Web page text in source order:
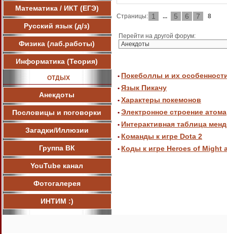
Математика / ИКТ (ЕГЭ)
Русский язык (д/з)
Физика (лаб.работы)
Информатика (Теория)
ОТДЫХ
Анекдоты
Пословицы и поговорки
Загадки/Иллюзии
Группа ВК
YouTube канал
Фотогалерея
ИНТИМ :)
Страницы: 1 ... 5 6 7 8
Перейти на другой форум:
• Покеболлы и их
• Язык Пикачу
• Характеры покемонов
• Электронное строение атома
• Интерактивная таблица
• Команды к игре Dota 2
• Коды к игре Heroes of Might